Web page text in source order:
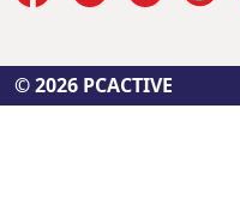
© 2026 PCACTIVE